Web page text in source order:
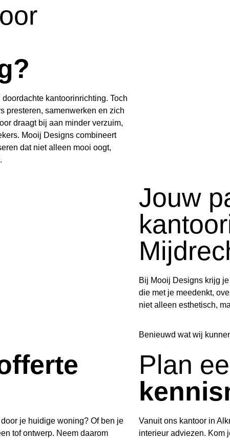
kantoorinrichting. Toch
presteren, samenwerken en zich
draagt bij aan minder verzuim,
Mooij Designs combineert
dat niet alleen mooi oogt,
Jouw
Bij Mooij Designs krijg
die met je meedenkt,
niet alleen esthetisch,
Benieuwd wat wij
je huidige woning? Of ben je
tof ontwerp. Neem daarom
Plan
Vanuit ons kantoor in
interieur adviezen. Kom